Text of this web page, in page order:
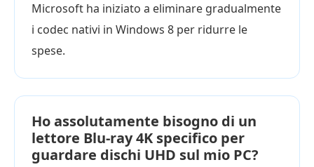
Microsoft ha iniziato a eliminare gradualmente
i codec nativi in Windows 8 per ridurre le
spese.
Ho assolutamente bisogno di un
lettore Blu-ray 4K specifico per
guardare dischi UHD sul mio PC?